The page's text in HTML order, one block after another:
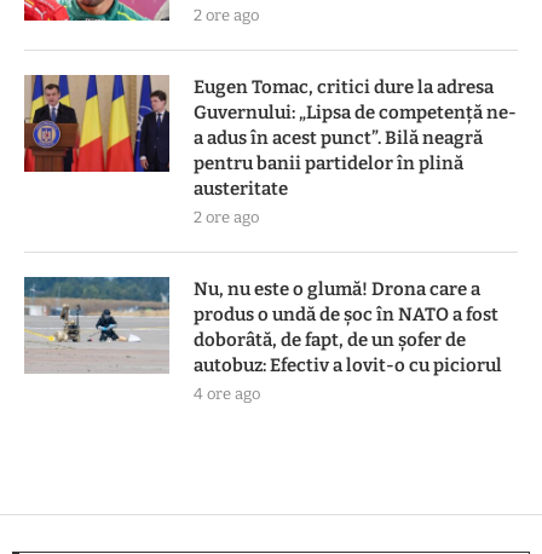
2 ore ago
Eugen Tomac, critici dure la adresa
Guvernului: „Lipsa de competență ne-
a adus în acest punct”. Bilă neagră
pentru banii partidelor în plină
austeritate
2 ore ago
Nu, nu este o glumă! Drona care a
produs o undă de șoc în NATO a fost
doborâtă, de fapt, de un șofer de
autobuz: Efectiv a lovit-o cu piciorul
4 ore ago